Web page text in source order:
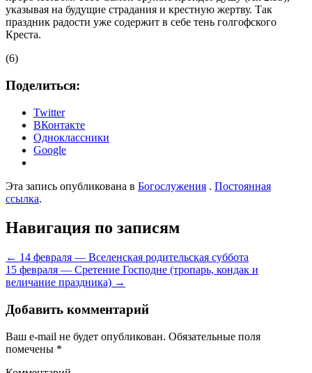
указывая на будущие страдания и крестную жертву. Так
праздник радости уже содержит в себе тень голгофского
Креста.
(6)
Поделиться:
Twitter
ВКонтакте
Одноклассники
Google
Эта запись опубликована в Богослужения . Постоянная
ссылка.
Навигация по записям
← 14 февраля — Вселенская родительская суббота
15 февраля — Сретение Господне (тропарь, кондак и
величание праздника) →
Добавить комментарий
Ваш e-mail не будет опубликован. Обязательные поля
помечены *